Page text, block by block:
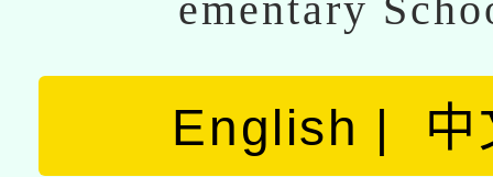
ementary
English 中